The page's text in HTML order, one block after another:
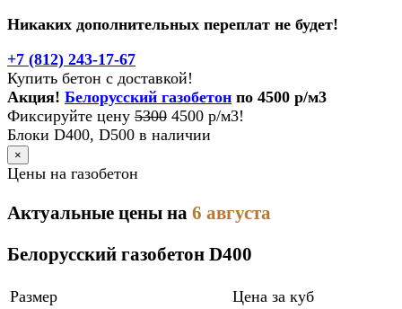
Никаких дополнительных переплат не будет!
+7 (812) 243-17-67
Купить бетон с доставкой!
Акция! Белорусский газобетон по 4500 р/м3
Фиксируйте цену 5300 4500 р/м3!
Блоки D400, D500 в наличии
×
Цены на газобетон
Актуальные цены на 6 августа
Белорусский газобетон D400
Размер
Цена за куб